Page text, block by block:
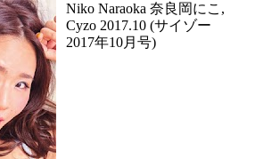
Niko Naraoka 奈良岡にこ,
Cyzo 2017.10 (サイゾー
2017年10月号)